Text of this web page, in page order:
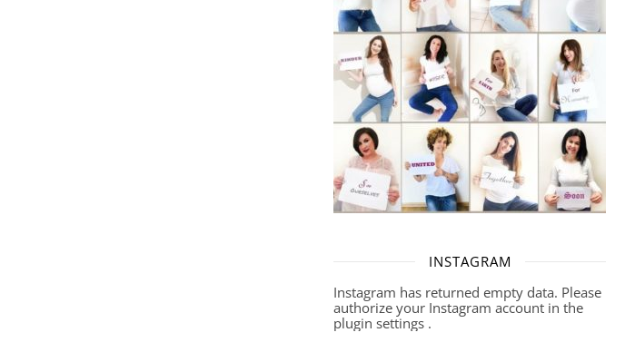
INSTAGRAM
Instagram has returned empty data. Please
authorize your Instagram account in the
plugin settings .